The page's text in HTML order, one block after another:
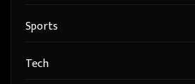
Sports
Tech